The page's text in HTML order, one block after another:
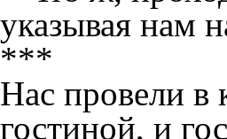
указывая нам
***
Нас провели в
гостиной, и